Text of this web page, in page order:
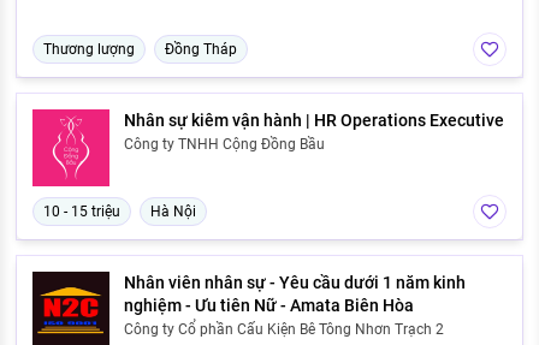
Thương lượng Đồng Tháp
Nhân sự kiêm vận hành | HR Operations Executive
Công ty TNHH Cộng Đồng Bầu
10 - 15 triệu Hà Nội
Nhân viên nhân sự - Yêu cầu dưới 1 năm kinh
nghiệm - Ưu tiên Nữ - Amata Biên Hòa
Công ty Cổ phần Cấu Kiện Bê Tông Nhơn Trạch 2